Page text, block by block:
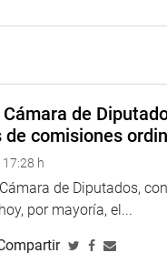
Armadas.
y control, la
de la
medidas contribuirá
de
comisiones
h
de Diputados,
por mayoría, el...